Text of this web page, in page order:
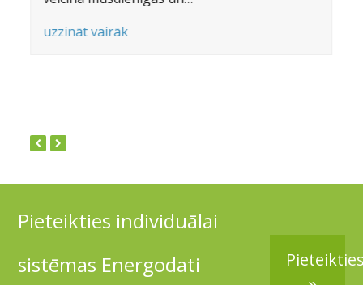
uzzināt vairāk
Pieteikties individuālai
sistēmas Energodati